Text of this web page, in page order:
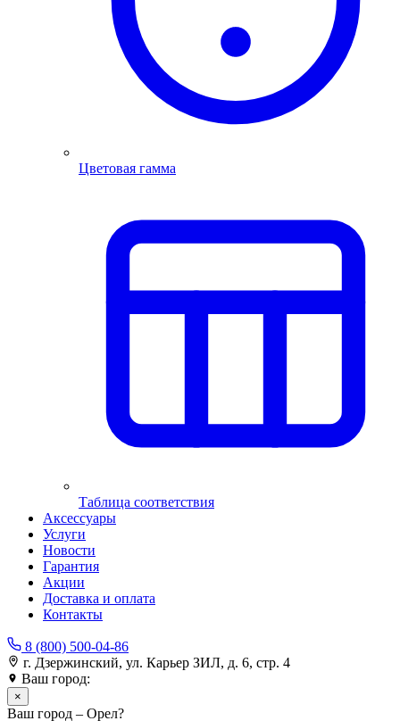
Цветовая гамма
Таблица соответствия
Аксессуары
Услуги
Новости
Гарантия
Акции
Доставка и оплата
Контакты
8 (800) 500-04-86
г. Дзержинский, ул. Карьер ЗИЛ, д. 6, стр. 4
Ваш город:
×
Ваш город – Орел?